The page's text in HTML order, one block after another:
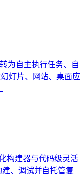
为自主执行任务、自
灯片、网站、桌面应
构建器与代码级灵活
、调试并自托管复